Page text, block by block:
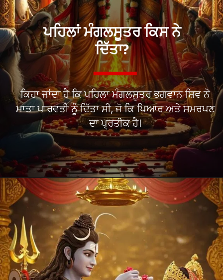
ਕਿਹਾ ਜਾਂਦਾ ਹੈ ਕਿ ਪਹਿਲਾ ਮੰਗਲਸੂਤਰ ਭਗਵਾਨ ਸ਼ਿਵ ਨੇ
ਮਾਤਾ ਪਾਰਵਤੀ ਨੂੰ ਦਿੱਤਾ ਸੀ, ਜੋ ਕਿ ਪਿਆਰ ਅਤੇ ਸਮਰਪਣ
ਦਾ ਪ੍ਰਤੀਕ ਹੈ।
ਪਹਿਲਾਂ ਮੰਗਲਸੂਤਰ ਕਿਸ ਨੇ
ਦਿੱਤਾ?